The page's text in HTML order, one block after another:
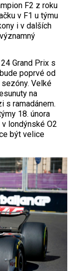
F2 z roku
v F1 u týmu
i v dalších
Grand Prix s
poprvé od
Velké
na
s ramadánem.
18. února
londýnské O2
být velice